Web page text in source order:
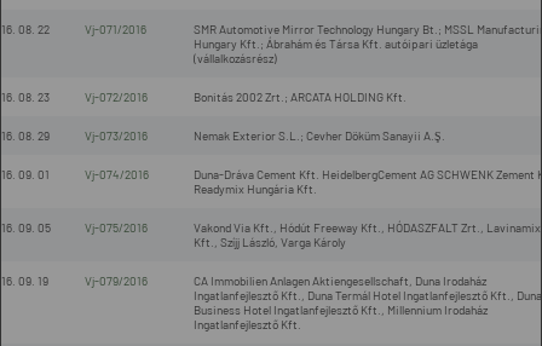
08. 22 Vj-071/2016
SMR Automotive Mirror Technology Hungary Bt.; MSSL
Hungary Kft.; Ábrahám és Társa Kft. autóipari üzletága
(vállalkozásrész)
08. 23 Vj-072/2016 Bonitás 2002 Zrt.; ARCATA HOLDING Kft.
08. 29 Vj-073/2016 Nemak Exterior S.L.; Cevher Döküm Sanayii A.Ş.
09. 01 Vj-074/2016
Duna-Dráva Cement Kft. HeidelbergCement AG SCHWENK Zement
Readymix Hungária Kft.
09. 05 Vj-075/2016
Vakond Via Kft., Hódút Freeway Kft., HÓDASZFALT Zrt., Lavinamix
Kft., Szíjj László, Varga Károly
09. 19 Vj-079/2016
CA Immobilien Anlagen Aktiengesellschaft, Duna Irodaház
Ingatlanfejlesztő Kft., Duna Termál Hotel Ingatlanfejlesztő Kft., Duna
Business Hotel Ingatlanfejlesztő Kft., Millennium Irodaház
Ingatlanfejlesztő Kft.